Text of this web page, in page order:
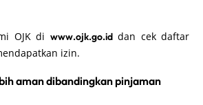
OJK di www.ojk.go.iddan cek daftar
izin.
aman dibandingkan pinjaman